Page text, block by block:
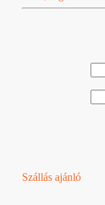
Szállás ajánló